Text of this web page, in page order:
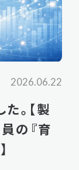
2026.06.22
。【製
の『育